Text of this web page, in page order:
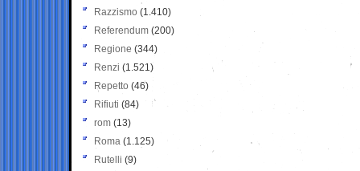
Razzismo (1.410)
Referendum (200)
Regione (344)
Renzi (1.521)
Repetto (46)
Rifiuti (84)
rom (13)
Roma (1.125)
Rutelli (9)